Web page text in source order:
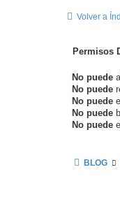
Volver a
Permisos
No puede
No puede
No puede
No puede
No puede
BLOG